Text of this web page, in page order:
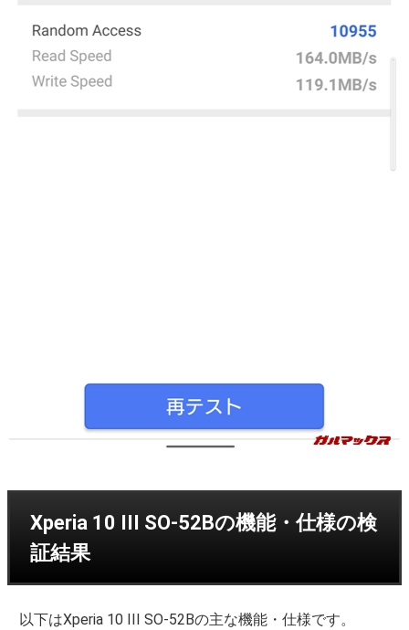
Xperia 10 III SO-52Bの機能・仕様の検
証結果
以下はXperia 10 III SO-52Bの主な機能・仕様です。